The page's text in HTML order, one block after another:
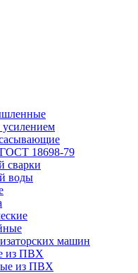
18698-79
сварки
воды
машин
из ПВХ
из ПВХ